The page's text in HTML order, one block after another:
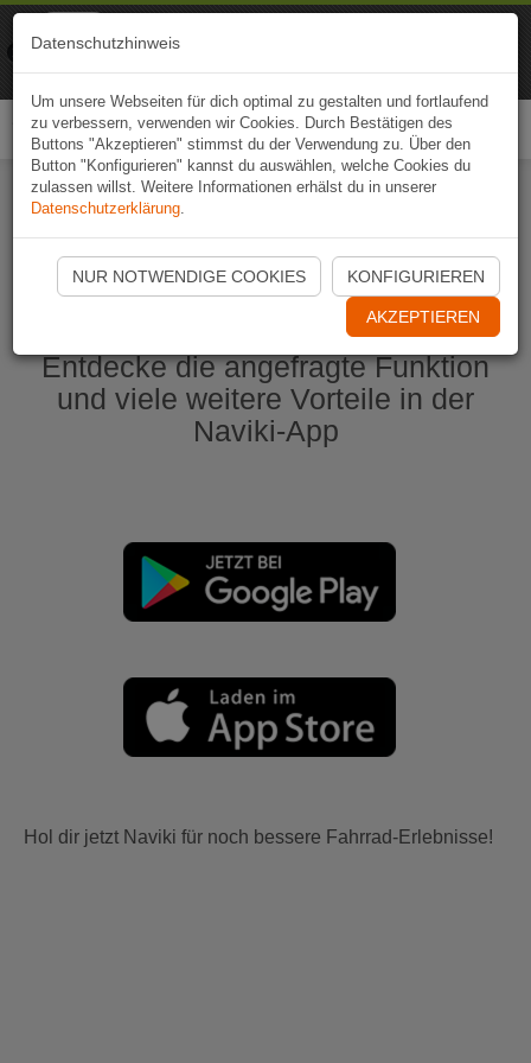
Naviki App jetzt öffnen
Entdecke die angefragte Funktion
und viele weitere Vorteile in der
Naviki-App
Hol dir jetzt Naviki für noch bessere Fahrrad-Erlebnisse!
Datenschutzhinweis
Um unsere Webseiten für dich optimal zu gestalten und fortlaufend
zu verbessern, verwenden wir Cookies. Durch Bestätigen des
Buttons "Akzeptieren" stimmst du der Verwendung zu. Über den
Button "Konfigurieren" kannst du auswählen, welche Cookies du
zulassen willst. Weitere Informationen erhälst du in unserer
Datenschutzerklärung.
NUR NOTWENDIGE COOKIES KONFIGURIEREN
AKZEPTIEREN
Naviki